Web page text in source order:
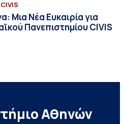
CIVIS
Μια Νέα Ευκαιρία για
Πανεπιστημίου CIVIS
Αθηνών